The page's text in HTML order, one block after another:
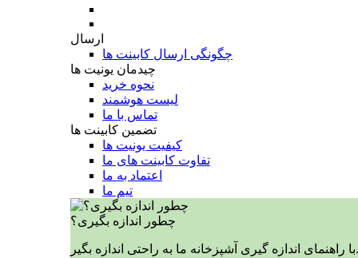
ارسال
چگونگی ارسال کابینت ها
چیدمان یونیت ها
نحوه خرید
لیست هوشمند
تماس با ما
تضمین کابینت ها
کیفیت یونیت ها
تفاوت کابینت های ما
اعتماد به ما
تیم ما
چطور اندازه بگیری؟
با راهنمای اندازه گیری آشپزخانه ما به راحتی اندازه بگیر.